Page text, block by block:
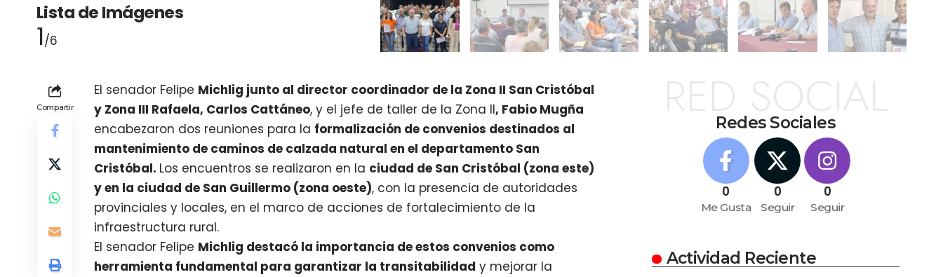
Lista de Imágenes
1/6
Compartir
El senador Felipe Michlig junto al director coordinador de la Zona II San Cristóbal
y Zona III Rafaela, Carlos Cattáneo, y el jefe de taller de la Zona II, Fabio Mugña
encabezaron dos reuniones para la formalización de convenios destinados al
mantenimiento de caminos de calzada natural en el departamento San
Cristóbal. Los encuentros se realizaron en la ciudad de San Cristóbal (zona este)
y en la ciudad de San Guillermo (zona oeste), con la presencia de autoridades
provinciales y locales, en el marco de acciones de fortalecimiento de la
infraestructura rural.
El senador Felipe Michlig destacó la importancia de estos convenios como
herramienta fundamental para garantizar la transitabilidad y mejorar la
Redes Sociales
RED SOCIAL
0
Me Gusta
0
Seguir
0
Seguir
Actividad Reciente